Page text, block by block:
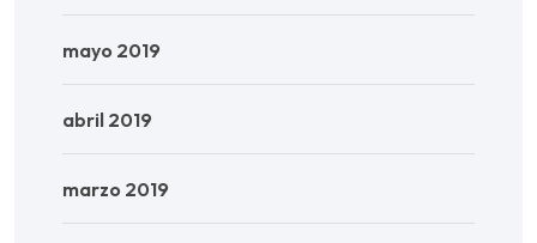
mayo 2019
abril 2019
marzo 2019